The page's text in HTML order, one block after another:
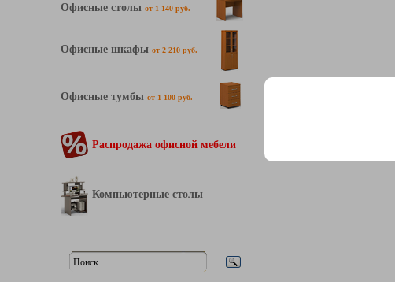
Офисные столы от 1 140 руб.
Офисные шкафы от 2 210 руб.
Офисные тумбы от 1 100 руб.
Распродажа офисной мебели
Компьютерные столы